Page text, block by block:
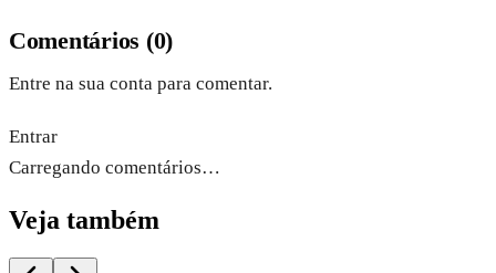
Comentários (0)
Entre na sua conta para comentar.
Entrar
Carregando comentários…
Veja também